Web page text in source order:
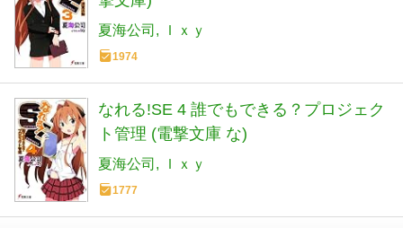
夏海公司 Ｉｘｙ
1974
なれる!SE 4 誰でもできる？プロジェク
ト管理 (電撃文庫 な)
夏海公司 Ｉｘｙ
1777